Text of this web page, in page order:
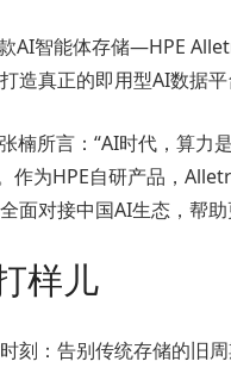
AI智能体存储—HPE
造真正的即用型AI数据平
楠所言：“AI时代，算力
作为HPE自研产品，
面对接中国AI生态，帮
样儿
刻：告别传统存储的旧周